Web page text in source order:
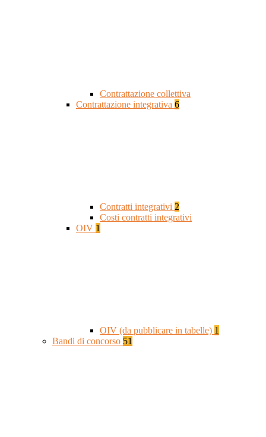
Contrattazione collettiva
Contrattazione integrativa 6
Contratti integrativi 2
Costi contratti integrativi
OIV 1
OIV (da pubblicare in tabelle) 1
Bandi di concorso 51